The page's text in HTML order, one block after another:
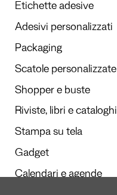
Etichette adesive
Adesivi personalizzati
Packaging
Scatole personalizzate
Shopper e buste
Riviste, libri e cataloghi
Stampa su tela
Gadget
Calendari e agende